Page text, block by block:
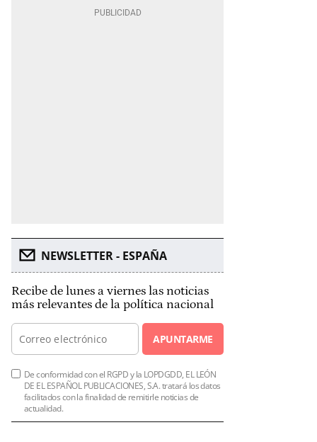
NEWSLETTER - ESPAÑA
Recibe de lunes a viernes las noticias
más relevantes de la política nacional
APUNTARME
De conformidad con el RGPD y la LOPDGDD, EL LEÓN
DE EL ESPAÑOL PUBLICACIONES, S.A. tratará los datos
facilitados con la finalidad de remitirle noticias de
actualidad.